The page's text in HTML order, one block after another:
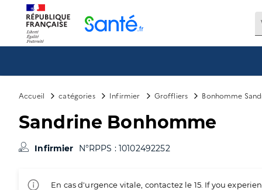
Accueil catégories Infirmier Groffliers Bonhomme
Sandrine Bonhomme
Infirmier N°RPPS : 10102492252
En cas d'urgence vitale, contactez le 15. If you
Panneau de gestion des cookies